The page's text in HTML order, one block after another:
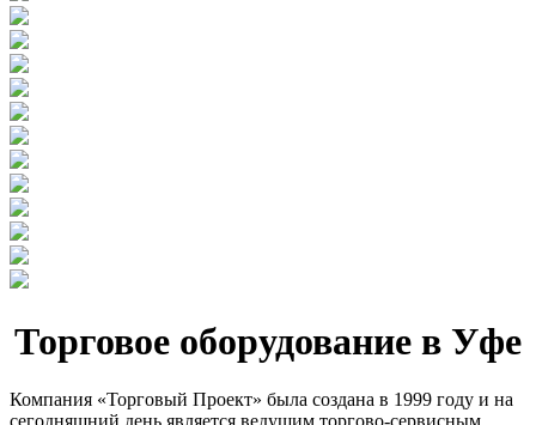
Торговое оборудование в Уфе
Компания «Торговый Проект» была создана в 1999 году и на
сегодняшний день является ведущим торгово-сервисным